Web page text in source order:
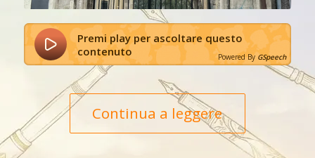
Premi play per ascoltare questo
contenuto
Powered By GSpeech
Continua a leggere